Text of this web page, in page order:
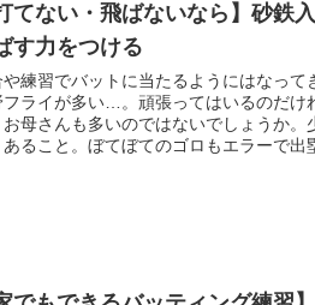
てない・飛ばないなら】砂鉄
す力をつける
や練習でバットに当たるようにはなって
フライが多い…。頑張ってはいるのだけ
お母さんも多いのではないでしょうか。
あること。ぼてぼてのゴロもエラーで出